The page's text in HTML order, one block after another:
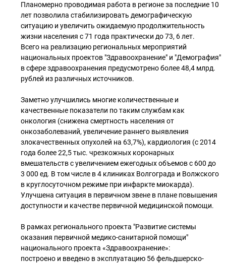
Планомерно проводимая работа в регионе за последние 10
лет позволила стабилизировать демографическую
ситуацию и увеличить ожидаемую продолжительность
жизни населения с 71 года практически до 73, 6 лет.
Всего на реализацию региональных мероприятий
национальных проектов "Здравоохранение" и "Демография"
в сфере здравоохранения предусмотрено более 48,4 млрд.
рублей из различных источников.
Заметно улучшились многие количественные и
качественные показатели по таким службам как
онкология (снижена смертность населения от
онкозаболеваний, увеличение раннего выявления
злокачественных опухолей на 63,7%), кардиология (с 2014
года более 22,5 тыс. чрезкожных коронарных
вмешательств с увеличением ежегодных объемов с 600 до
3 000 ед. В том числе в 4 клиниках Волгограда и Волжского
в круглосуточном режиме при инфаркте миокарда).
Улучшена ситуация в первичном звене в плане повышения
доступности и качестве первичной медицинской помощи.
В рамках регионального проекта "Развитие системы
оказания первичной медико-санитарной помощи"
национального проекта «Здравоохранение»:
построено и введено в эксплуатацию 56 фельдшерско-